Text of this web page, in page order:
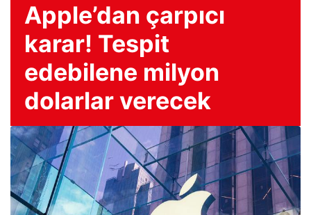
Apple’dan çarpıcı
karar! Tespit
edebilene milyon
dolarlar verecek